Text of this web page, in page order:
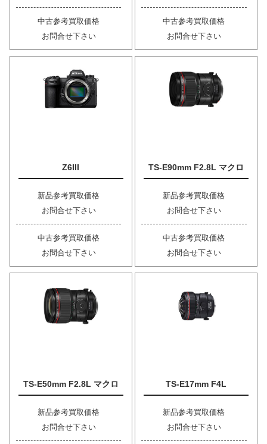
中古参考買取価格
お問合せ下さい
中古参考買取価格
お問合せ下さい
Z6III
新品参考買取価格
お問合せ下さい
中古参考買取価格
お問合せ下さい
TS-E90mm F2.8L マクロ
新品参考買取価格
お問合せ下さい
中古参考買取価格
お問合せ下さい
TS-E50mm F2.8L マクロ
新品参考買取価格
お問合せ下さい
TS-E17mm F4L
新品参考買取価格
お問合せ下さい